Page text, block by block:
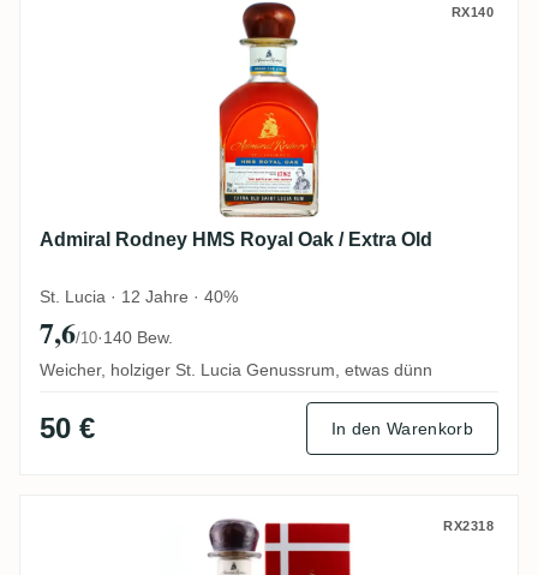
Admiral Rodney HMS Royal Oak / Extra
RX140
Admiral Rodney HMS Royal Oak / Extra Old
St. Lucia · 12 Jahre · 40%
7,6/10·140 Bew.
Weicher, holziger St. Lucia Genussrum, etwas dünn
50 € In den Warenkorb
Admiral Rodney HMS Monarch RX2318